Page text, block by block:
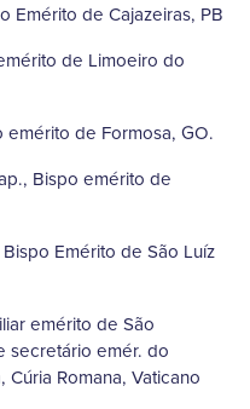
Emérito de Cajazeiras, PB
de Limoeiro do
de Formosa, GO.
Bispo emérito de
Emérito de São Luíz
emérito de São
secretário emér. do
Cúria Romana, Vaticano